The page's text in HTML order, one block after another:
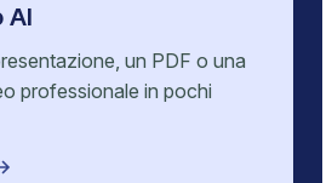
AI
un PDF o una
professionale in pochi